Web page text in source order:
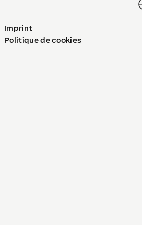
Imprint
Politique de cookies